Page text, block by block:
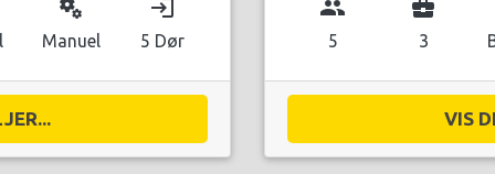
miscellaneous_services
Manuel
login
5 Dør
group
5
business_center
3
VIS